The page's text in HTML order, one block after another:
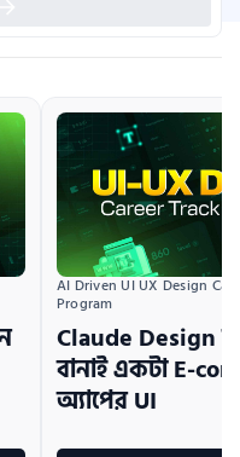
AI Driven UI UX Design
Program
Claude Design
বানাই একটা E-
অ্যাপের UI